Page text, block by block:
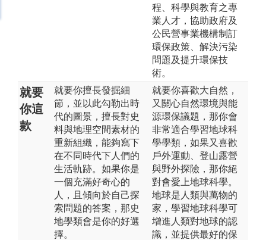
程、科學與教育之專
業人才，協助政府及
公民營事業機構制訂
環保政策、解決污染
問題及提升環保技
術。
就要
你這
款
就要你擅長發掘細
節，並以此勾勒出時
代的圖景，擅長對史
料與地理空間素材的
重新組織，能夠寫下
在不同時代下人們的
生活軌跡。如果你是
一個充滿好奇心的
人，且傾向於自己探
索問題的答案，那史
地學類會是你的好選
擇。
就要你喜歡大自然，
又關心自然環境與能
源環保議題，那你會
非常適合學習地球科
學學類，如果又喜歡
戶外運動、登山露營
與野外探險，那你絕
對會愛上地球科學。
地球是人類與萬物的
家，學習地球科學可
增進人類對地球的認
識，並提供最好的保